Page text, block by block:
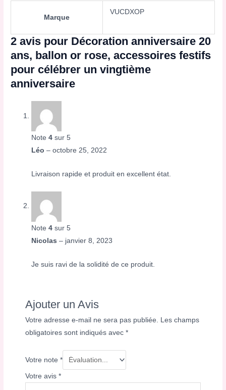
Marque
VUCDXOP
2 avis pour Décoration anniversaire 20
ans, ballon or rose, accessoires festifs
pour célébrer un vingtième
anniversaire
Note4 sur 5
Léo– octobre 25, 2022
Livraison rapide et produit en excellent état.
Note4 sur 5
Nicolas– janvier 8, 2023
Je suis ravi de la solidité de ce produit.
Ajouter un Avis
Votre adresse e-mail ne sera pas publiée.
Les champs
obligatoires sont indiqués avec*
Votre note*
Votre avis*